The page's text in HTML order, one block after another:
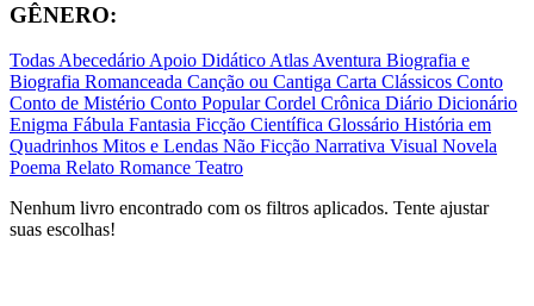
GÊNERO:
TodasAbecedárioApoio DidáticoAtlasAventura Biografia e
Biografia Romanceada Canção ou Cantiga Carta Clássicos Conto
Conto de Mistério Conto PopularCordel Crônica Diário Dicionário
Enigma Fábula Fantasia Ficção Científica Glossário História em
Quadrinhos Mitos e Lendas Não Ficção Narrativa Visual Novela
Poema Relato Romance Teatro
Nenhum livro encontrado com os filtros aplicados. Tente ajustar
suas escolhas!